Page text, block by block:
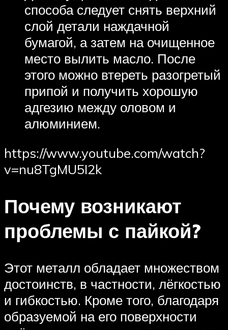
способа следует снять верхний
слой детали наждачной
бумагой, а затем на очищенное
место вылить масло. После
этого можно втереть разогретый
припой и получить хорошую
адгезию между оловом и
алюминием.
https://www.youtube.com/watch?
v=nu8TgMU5I2k
Почему возникают
проблемы с пайкой?
Этот металл обладает множеством
достоинств, в частности, лёгкостью
и гибкостью. Кроме того, благодаря
образуемой на его поверхности